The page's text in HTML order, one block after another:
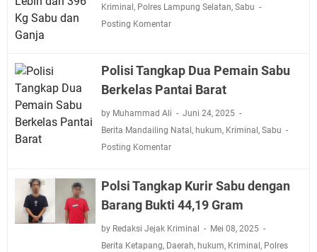
Kriminal, Polres Lampung Selatan, Sabu
Posting Komentar
Polisi Tangkap Dua Pemain Sabu
Berkelas Pantai Barat
by Muhammad Ali
Juni 24, 2025
Berita Mandailing Natal, hukum, Kriminal, Sabu
Posting Komentar
Polsi Tangkap Kurir Sabu dengan
Barang Bukti 44,19 Gram
by Redaksi Jejak Kriminal
Mei 08, 2025
Berita Ketapang, Daerah, hukum, Kriminal, Polres